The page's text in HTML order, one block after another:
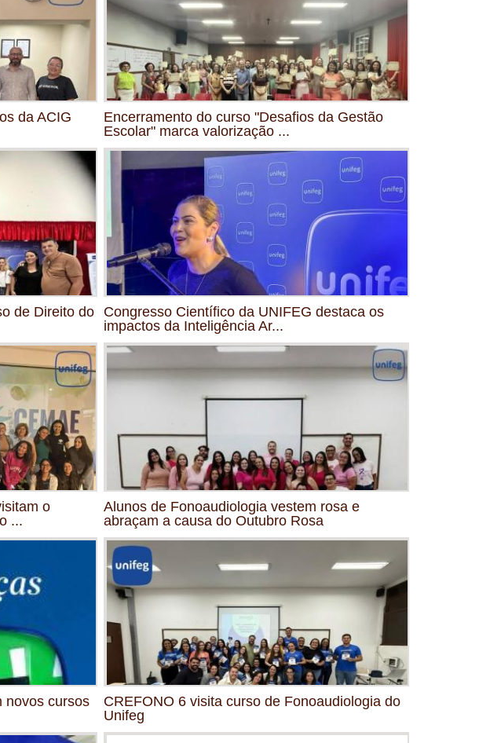
da ACIG
Encerramento do curso "Desafios da Gestão
Escolar" marca valorização ...
de Direito do
Congresso Científico da UNIFEG destaca os
impactos da Inteligência Ar...
o
...
Alunos de Fonoaudiologia vestem rosa e
abraçam a causa do Outubro Rosa
novos cursos
CREFONO 6 visita curso de Fonoaudiologia do
Unifeg